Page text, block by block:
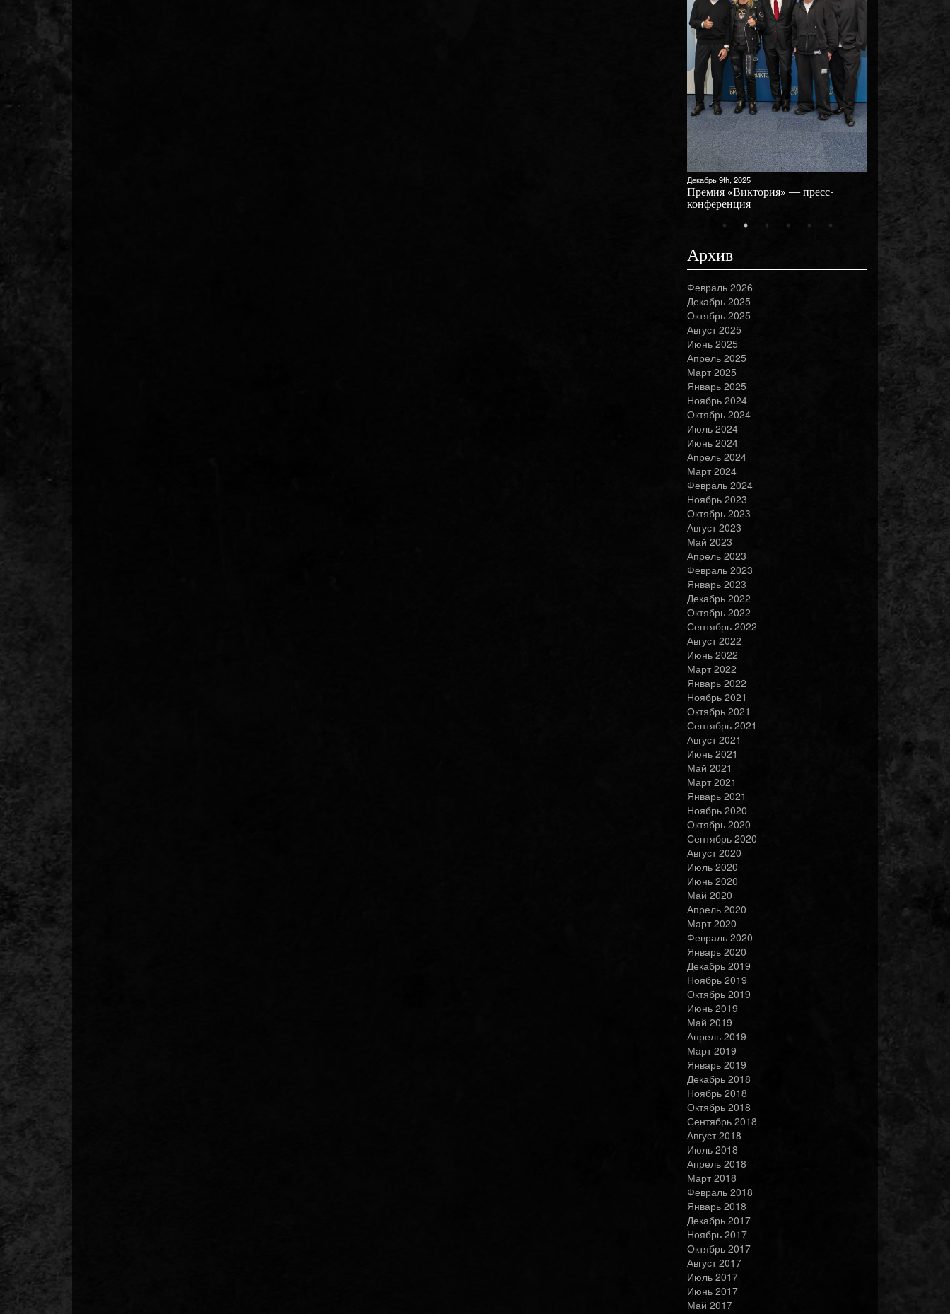
Декабрь 9th, 2025
Премия «Виктория» — пресс-
конференция
Архив
Февраль 2026
Декабрь 2025
Октябрь 2025
Август 2025
Июнь 2025
Апрель 2025
Март 2025
Январь 2025
Ноябрь 2024
Октябрь 2024
Июль 2024
Июнь 2024
Апрель 2024
Март 2024
Февраль 2024
Ноябрь 2023
Октябрь 2023
Август 2023
Май 2023
Апрель 2023
Февраль 2023
Январь 2023
Декабрь 2022
Октябрь 2022
Сентябрь 2022
Август 2022
Июнь 2022
Март 2022
Январь 2022
Ноябрь 2021
Октябрь 2021
Сентябрь 2021
Август 2021
Июнь 2021
Май 2021
Март 2021
Январь 2021
Ноябрь 2020
Октябрь 2020
Сентябрь 2020
Август 2020
Июль 2020
Июнь 2020
Май 2020
Апрель 2020
Март 2020
Февраль 2020
Январь 2020
Декабрь 2019
Ноябрь 2019
Октябрь 2019
Июнь 2019
Май 2019
Апрель 2019
Март 2019
Январь 2019
Декабрь 2018
Ноябрь 2018
Октябрь 2018
Сентябрь 2018
Август 2018
Июль 2018
Апрель 2018
Март 2018
Февраль 2018
Январь 2018
Декабрь 2017
Ноябрь 2017
Октябрь 2017
Август 2017
Июль 2017
Июнь 2017
Май 2017